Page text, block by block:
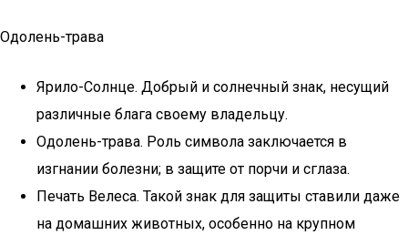
Одолень-трава
Ярило-Солнце. Добрый и солнечный знак, несущий
различные блага своему владельцу.
Одолень-трава. Роль символа заключается в
изгнании болезни; в защите от порчи и сглаза.
Печать Велеса. Такой знак для защиты ставили даже
на домашних животных, особенно на крупном